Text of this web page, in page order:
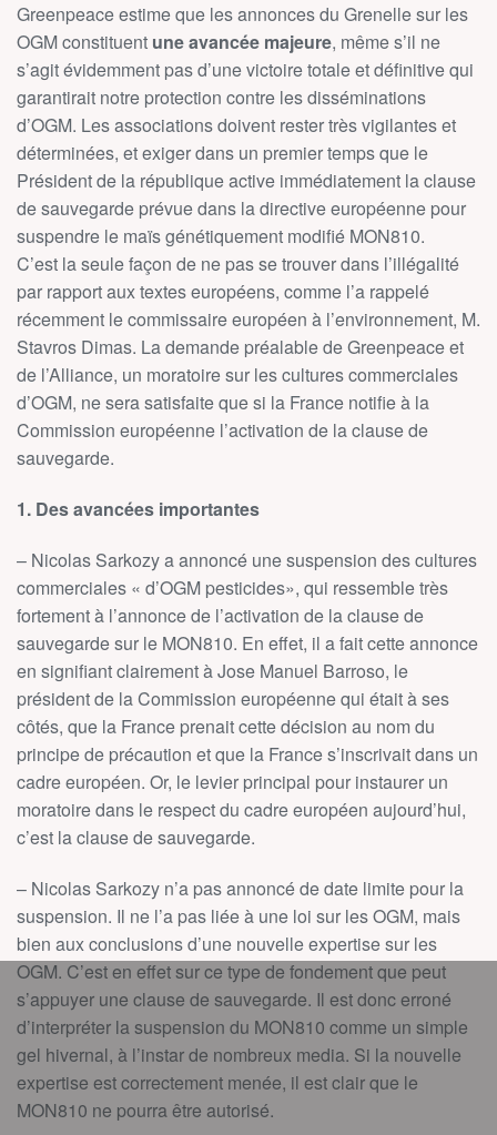
Greenpeace estime que les annonces du Grenelle sur les
OGM constituent une avancée majeure, même s’il ne
s’agit évidemment pas d’une victoire totale et définitive qui
garantirait notre protection contre les disséminations
d’OGM. Les associations doivent rester très vigilantes et
déterminées, et exiger dans un premier temps que le
Président de la république active immédiatement la clause
de sauvegarde prévue dans la directive européenne pour
suspendre le maïs génétiquement modifié MON810.
C’est la seule façon de ne pas se trouver dans l’illégalité
par rapport aux textes européens, comme l’a rappelé
récemment le commissaire européen à l’environnement, M.
Stavros Dimas. La demande préalable de Greenpeace et
de l’Alliance, un moratoire sur les cultures commerciales
d’OGM, ne sera satisfaite que si la France notifie à la
Commission européenne l’activation de la clause de
sauvegarde.
1. Des avancées importantes
– Nicolas Sarkozy a annoncé une suspension des cultures
commerciales « d’OGM pesticides», qui ressemble très
fortement à l’annonce de l’activation de la clause de
sauvegarde sur le MON810. En effet, il a fait cette annonce
en signifiant clairement à Jose Manuel Barroso, le
président de la Commission européenne qui était à ses
côtés, que la France prenait cette décision au nom du
principe de précaution et que la France s’inscrivait dans un
cadre européen. Or, le levier principal pour instaurer un
moratoire dans le respect du cadre européen aujourd’hui,
c’est la clause de sauvegarde.
– Nicolas Sarkozy n’a pas annoncé de date limite pour la
suspension. Il ne l’a pas liée à une loi sur les OGM, mais
bien aux conclusions d’une nouvelle expertise sur les
OGM. C’est en effet sur ce type de fondement que peut
s’appuyer une clause de sauvegarde. Il est donc erroné
d’interpréter la suspension du MON810 comme un simple
gel hivernal, à l’instar de nombreux media. Si la nouvelle
expertise est correctement menée, il est clair que le
MON810 ne pourra être autorisé.